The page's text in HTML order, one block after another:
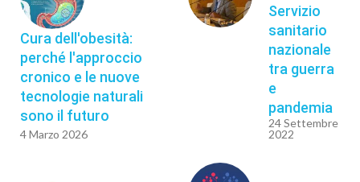
Cura dell'obesità:
perché l'approccio
cronico e le nuove
tecnologie naturali
sono il futuro
4 Marzo 2026
Servizio
sanitario
nazionale
tra guerra
e
pandemia
24 Settembre
2022